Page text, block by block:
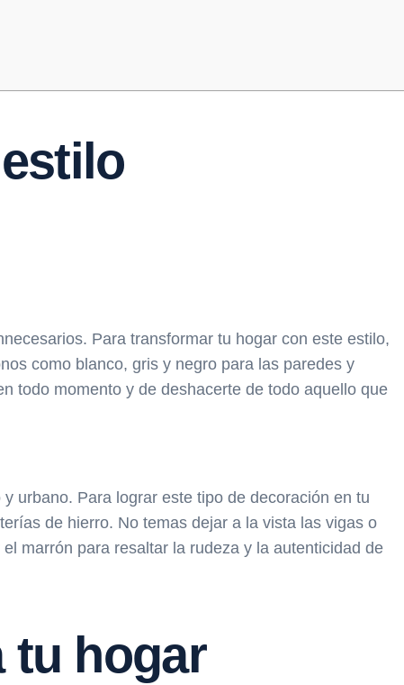
Para transformar tu hogar con este estilo,
como blanco, gris y negro para las paredes y
todo momento y de deshacerte de todo aquello que
urbano. Para lograr este tipo de decoración en tu
de hierro. No temas dejar a la vista las vigas o
marrón para resaltar la rudeza y la autenticidad de
tu hogar